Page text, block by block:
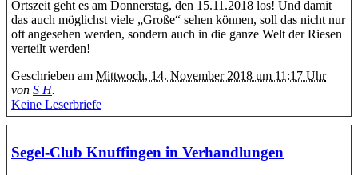
Ortszeit geht es am Donnerstag, den 15.11.2018 los! Und damit
das auch möglichst viele „Große“ sehen können, soll das nicht nur
oft angesehen werden, sondern auch in die ganze Welt der Riesen
verteilt werden!
Geschrieben am Mittwoch, 14. November 2018 um 11:17 Uhr
von S H.
Keine Leserbriefe
Segel-Club Knuffingen in Verhandlungen